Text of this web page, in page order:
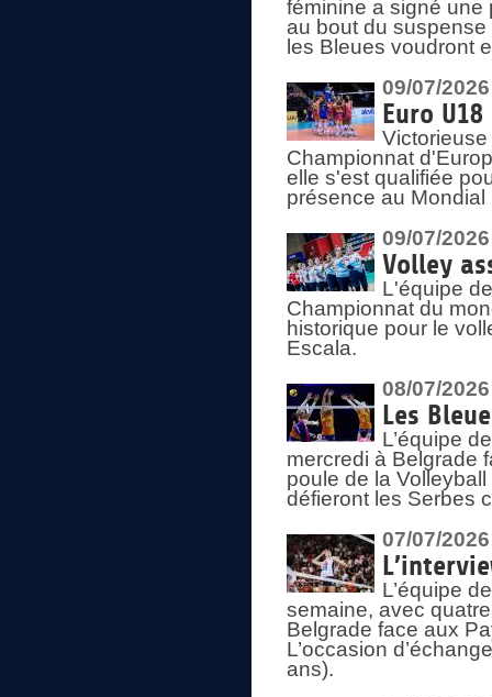
féminine a signé une
au bout du
les Bleues voudront
09/07/2026
Euro
Championnat
elle s'est qualifiée
présence au
09/07/2026
Volley
L'équipe
Championnat du
historique pour le
Escala.
08/07/2026
Les
L’équipe
mercredi à Belgrade
poule de la
défieront les Serbes
07/07/2026
L’équipe
semaine, avec
Belgrade face aux
L’occasion
ans).